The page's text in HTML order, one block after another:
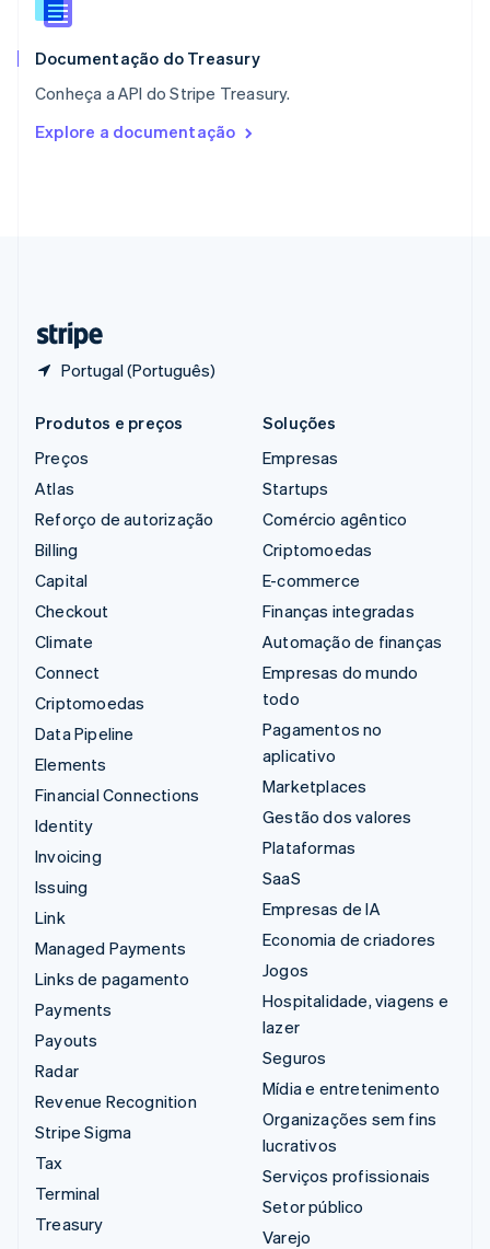
Documentação do Treasury
Conheça a API do Stripe Treasury.
Explore a documentação
Portugal (Português)
English
Reino Unido
English
English
English
Produtos e preços
Preços
Atlas
Reforço de autorização
Billing
Capital
Checkout
Climate
Connect
Criptomoedas
Data Pipeline
Elements
Financial Connections
Identity
Invoicing
Issuing
Link
Managed Payments
Links de pagamento
Payments
Payouts
Radar
Revenue Recognition
Stripe Sigma
Tax
Terminal
Treasury
Soluções
Empresas
Startups
Comércio agêntico
Criptomoedas
E-commerce
Finanças integradas
Automação de finanças
Empresas do mundo
todo
Pagamentos no
aplicativo
Marketplaces
Gestão dos valores
Plataformas
SaaS
Empresas de IA
Economia de criadores
Jogos
Hospitalidade, viagens e
lazer
Seguros
Mídia e entretenimento
Organizações sem fins
lucrativos
Serviços profissionais
Setor público
Varejo